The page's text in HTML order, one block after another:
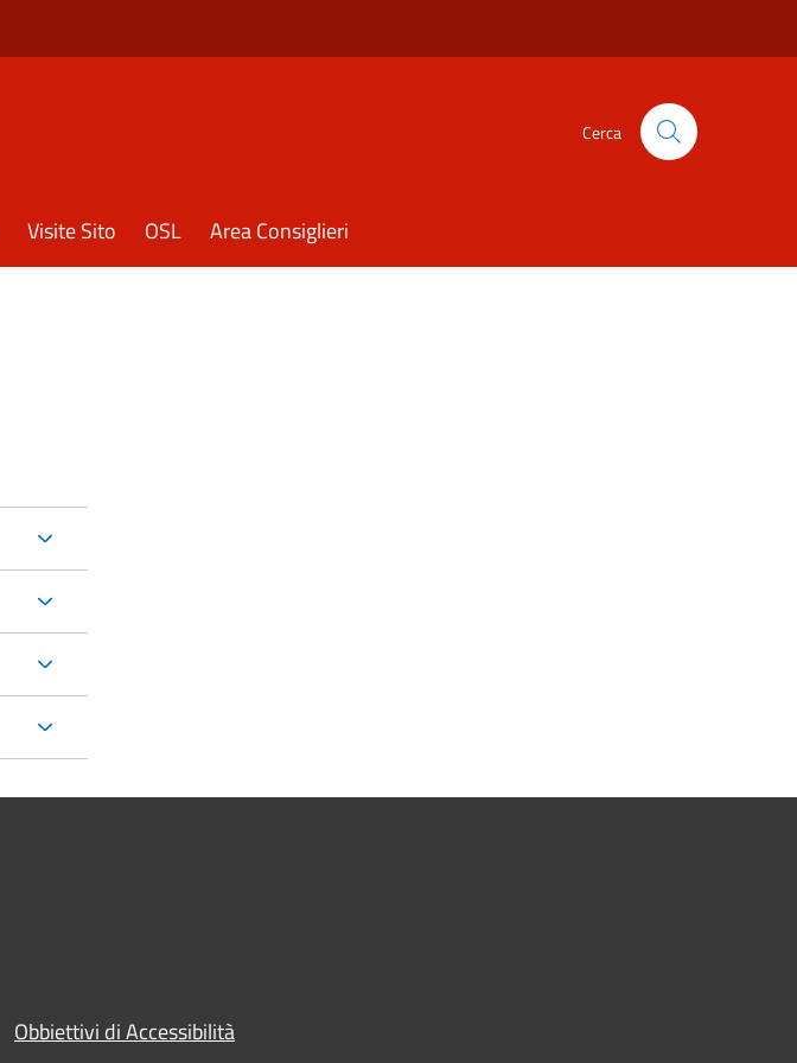
Cerca
Visite Sito OSL Area Consiglieri
Obbiettivi di Accessibilità